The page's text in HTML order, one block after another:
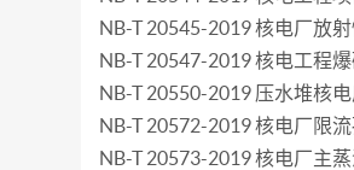
NB-T 20545-2019 核电厂放
NB-T 20547-2019 核电工程
NB-T 20550-2019 压水堆核
NB-T 20572-2019 核电厂限
NB-T 20573-2019 核电厂主